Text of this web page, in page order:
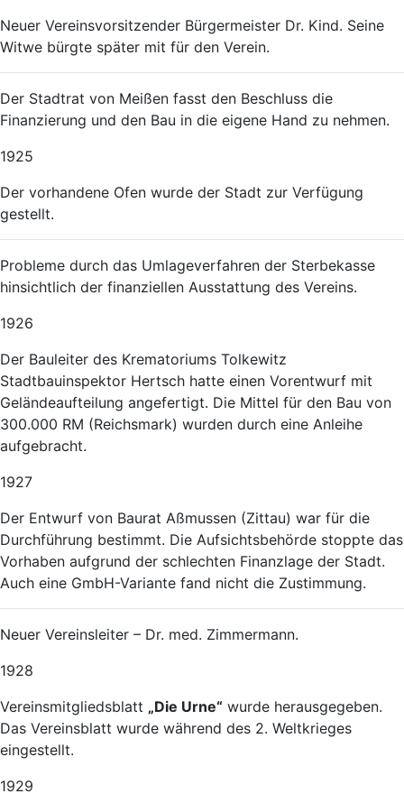
Neuer Vereinsvorsitzender Bürgermeister Dr. Kind. Seine
Witwe bürgte später mit für den Verein.
Der Stadtrat von Meißen fasst den Beschluss die
Finanzierung und den Bau in die eigene Hand zu nehmen.
1925
Der vorhandene Ofen wurde der Stadt zur Verfügung
gestellt.
Probleme durch das Umlageverfahren der Sterbekasse
hinsichtlich der finanziellen Ausstattung des Vereins.
1926
Der Bauleiter des Krematoriums Tolkewitz
Stadtbauinspektor Hertsch hatte einen Vorentwurf mit
Geländeaufteilung angefertigt. Die Mittel für den Bau von
300.000 RM (Reichsmark) wurden durch eine Anleihe
aufgebracht.
1927
Der Entwurf von Baurat Aßmussen (Zittau) war für die
Durchführung bestimmt. Die Aufsichtsbehörde stoppte das
Vorhaben aufgrund der schlechten Finanzlage der Stadt.
Auch eine GmbH-Variante fand nicht die Zustimmung.
Neuer Vereinsleiter – Dr. med. Zimmermann.
1928
Vereinsmitgliedsblatt „Die Urne“ wurde herausgegeben.
Das Vereinsblatt wurde während des 2. Weltkrieges
eingestellt.
1929